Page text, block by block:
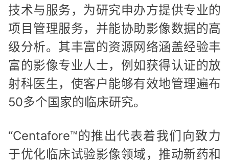
技术与服务，为研究申办方提供专业的
项目管理服务，并能协助影像数据的高
级分析。其丰富的资源网络涵盖经验丰
富的影像专业人士，例如获得认证的放
射科医生，使客户能够有效地管理遍布
50多个国家的临床研究。
“Centafore™的推出代表着我们向致力
于优化临床试验影像领域，推动新药和